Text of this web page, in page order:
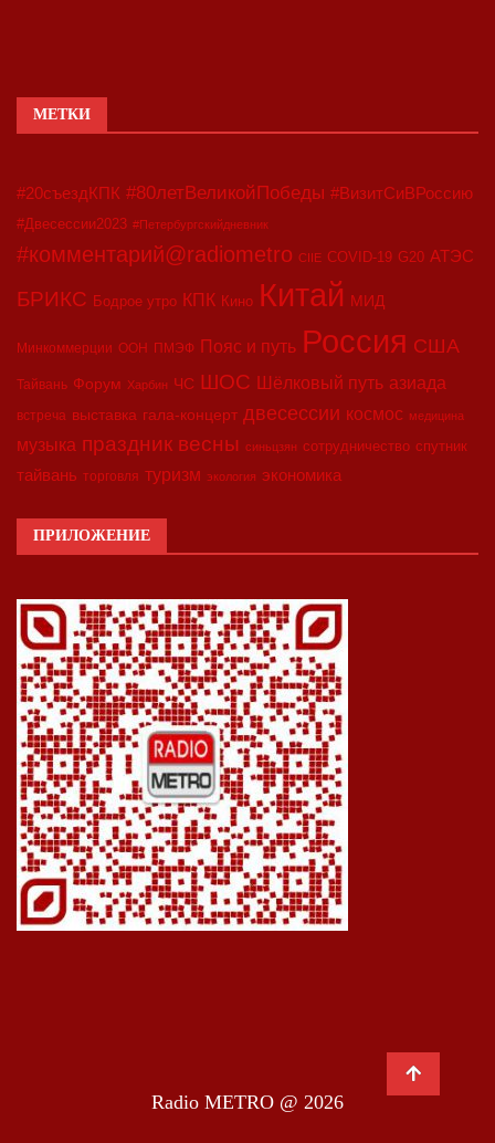
МЕТКИ
#20съездКПК #80летВеликойПобеды #ВизитСиВРоссию
#Двесессии2023 #Петербургскийдневник
#комментарий@radiometro CIIE COVID-19 G20 АТЭС
БРИКС Бодрое утро КПК Кино Китай МИД
Минкоммерции ООН ПМЭФ Пояс и путь Россия США
Тайвань Форум Харбин ЧС ШОС Шёлковый путь азиада
встреча выставка гала-концерт двесессии космос медицина
музыка праздник весны синьцзян сотрудничество спутник
тайвань торговля туризм экология экономика
ПРИЛОЖЕНИЕ
Radio METRO @ 2026